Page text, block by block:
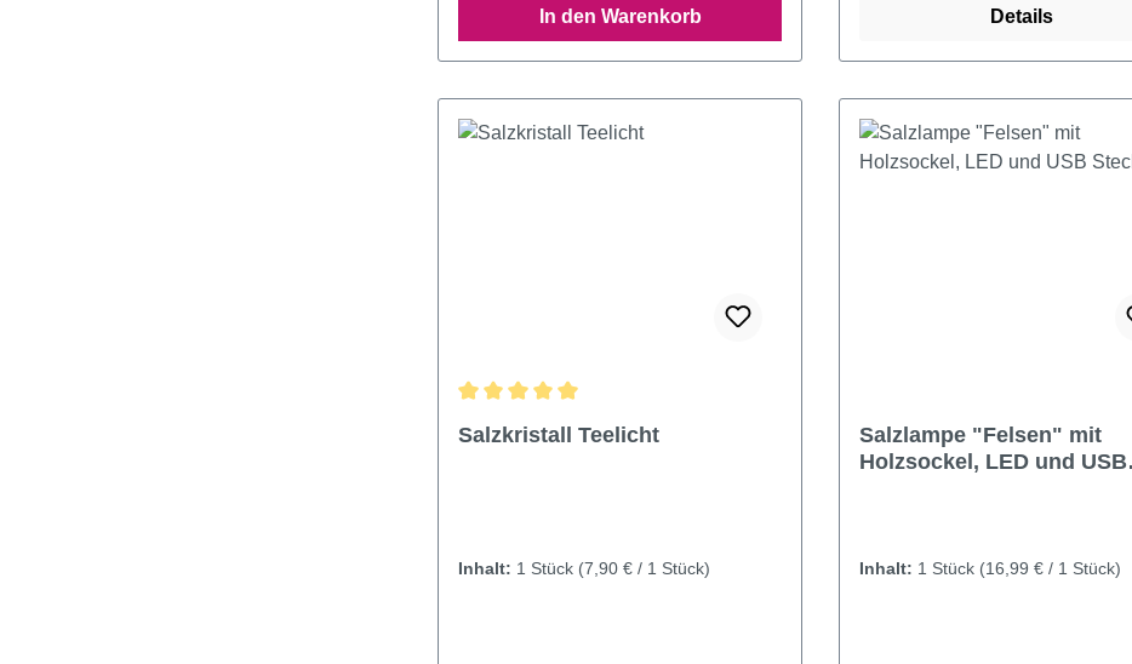
In den Warenkorb Details
Salzkristall Teelicht
Inhalt: 1 Stück (7,90 € / 1 Stück)
Salzlampe "Felsen" mit
Holzsockel, LED und USB
Inhalt: 1 Stück (16,99 € / 1 Stück)